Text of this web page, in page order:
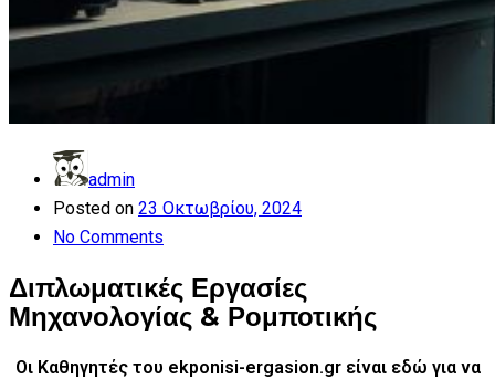
admin
Posted on 23 Οκτωβρίου, 2024
No Comments
Διπλωματικές Εργασίες
Μηχανολογίας & Ρομποτικής
Οι Καθηγητές του ekponisi-ergasion.gr είναι εδώ για να